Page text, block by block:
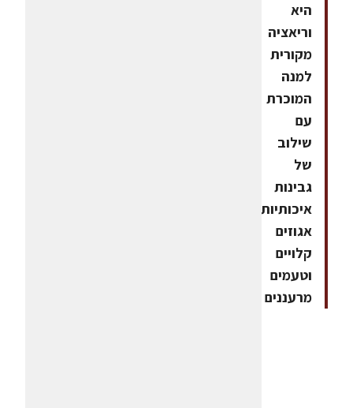
היא
וריאציה
מקורית
למנה
המוכרת
עם
שילוב
של
גבינות
איכותיות,
אגוזים
קלויים
וטעמים
מרעננים